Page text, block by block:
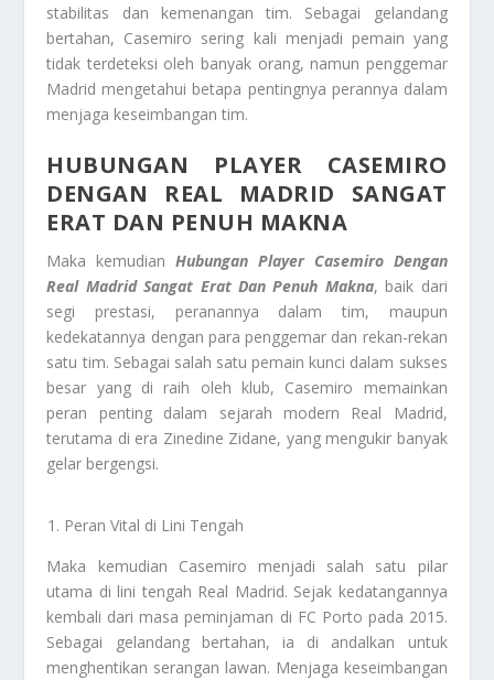
stabilitas dan kemenangan tim. Sebagai gelandang
bertahan, Casemiro sering kali menjadi pemain yang
tidak terdeteksi oleh banyak orang, namun penggemar
Madrid mengetahui betapa pentingnya perannya dalam
menjaga keseimbangan tim.
HUBUNGAN PLAYER CASEMIRO
DENGAN REAL MADRID SANGAT
ERAT DAN PENUH MAKNA
Maka kemudian Hubungan Player Casemiro Dengan
Real Madrid Sangat Erat Dan Penuh Makna, baik dari
segi prestasi, peranannya dalam tim, maupun
kedekatannya dengan para penggemar dan rekan-rekan
satu tim. Sebagai salah satu pemain kunci dalam sukses
besar yang di raih oleh klub, Casemiro memainkan
peran penting dalam sejarah modern Real Madrid,
terutama di era Zinedine Zidane, yang mengukir banyak
gelar bergengsi.
Peran Vital di Lini Tengah
Maka kemudian Casemiro menjadi salah satu pilar
utama di lini tengah Real Madrid. Sejak kedatangannya
kembali dari masa peminjaman di FC Porto pada 2015.
Sebagai gelandang bertahan, ia di andalkan untuk
menghentikan serangan lawan. Menjaga keseimbangan